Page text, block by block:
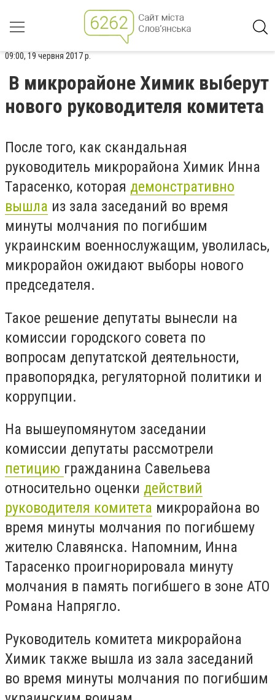
09:00, 19 червня 2017 р.
В микрорайоне Химик выберут
нового руководителя комитета
После того, как скандальная
руководитель микрорайона Химик Инна
Тарасенко, которая демонстративно
вышла из зала заседаний во время
минуты молчания по погибшим
украинским военнослужащим, уволилась,
микрорайон ожидают выборы нового
председателя.
Такое решение депутаты вынесли на
комиссии городского совета по
вопросам депутатской деятельности,
правопорядка, регуляторной политики и
коррупции.
На вышеупомянутом заседании
комиссии депутаты рассмотрели
петицию гражданина Савельева
относительно оценки действий
руководителя комитета микрорайона во
время минуты молчания по погибшему
жителю Славянска. Напомним, Инна
Тарасенко проигнорировала минуту
молчания в память погибшего в зоне АТО
Романа Напрягло.
Руководитель комитета микрорайона
Химик также вышла из зала заседаний
во время минуты молчания по погибшим